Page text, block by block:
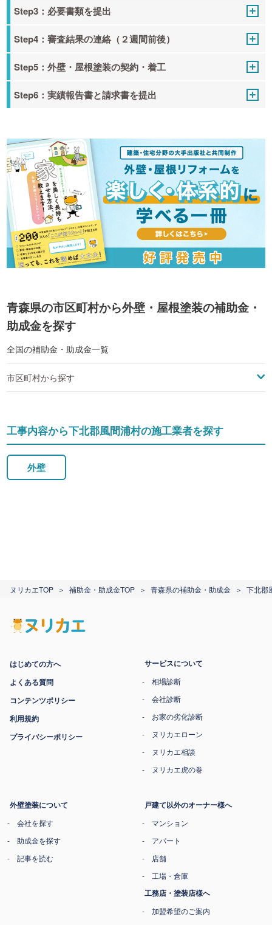
Step3：必要書類を提出
Step4：審査結果の連絡（２週間前後）
Step5：外壁・屋根塗装の契約・着工
Step6：実績報告書と請求書を提出
青森県の市区町村から外壁・屋根塗装の補助金・
助成金を探す
全国の補助金・助成金一覧
市区町村から探す
工事内容から下北郡風間浦村の施工業者を探す
外壁
ヌリカエTOP 補助金・助成金TOP 青森県の補助金・助成金 下北郡
はじめての方へ
よくある質問
コンテンツポリシー
利用規約
プライバシーポリシー
サービスについて
相場診断
会社診断
お家の劣化診断
ヌリカエローン
ヌリカエ相談
ヌリカエ虎の巻
外壁塗装について
会社を探す
助成金を探す
記事を読む
戸建て以外のオーナー様へ
マンション
アパート
店舗
工場・倉庫
工務店・塗装店様へ
加盟希望のご案内